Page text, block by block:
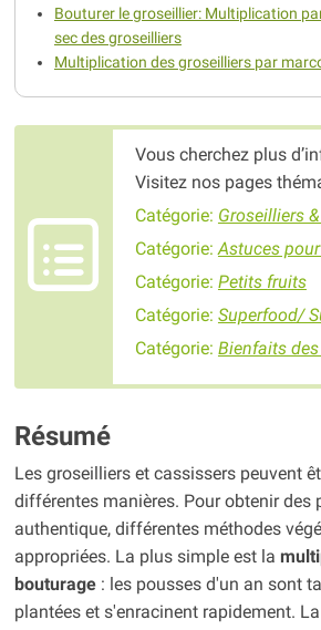
Bouturer le groseillier: Multiplication
sec des groseilliers
Multiplication des groseilliers par
Vous cherchez plus
Visitez nos pages
Catégorie: Groseilliers
Catégorie:Astuces
Catégorie: Petits fruits
Catégorie: Superfood/
Catégorie: Bienfaits
Résumé
Les groseilliers et cassissers peuvent
différentes manières. Pour obtenir des
authentique, différentes méthodes
appropriées. La plus simple est la
bouturage: les pousses d'un an sont
plantées et s'enracinent rapidement. La